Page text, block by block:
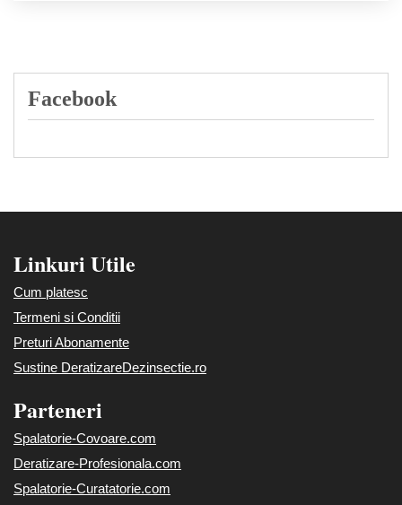
Facebook
Linkuri Utile
Cum platesc
Termeni si Conditii
Preturi Abonamente
Sustine DeratizareDezinsectie.ro
Parteneri
Spalatorie-Covoare.com
Deratizare-Profesionala.com
Spalatorie-Curatatorie.com